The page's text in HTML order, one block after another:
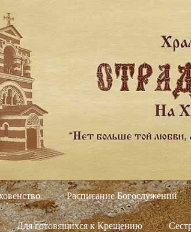
Расписание Богослужений
Для готовящихся к Крещению